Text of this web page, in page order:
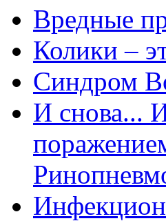
Вредные
Колики –
Синдром
И снова...